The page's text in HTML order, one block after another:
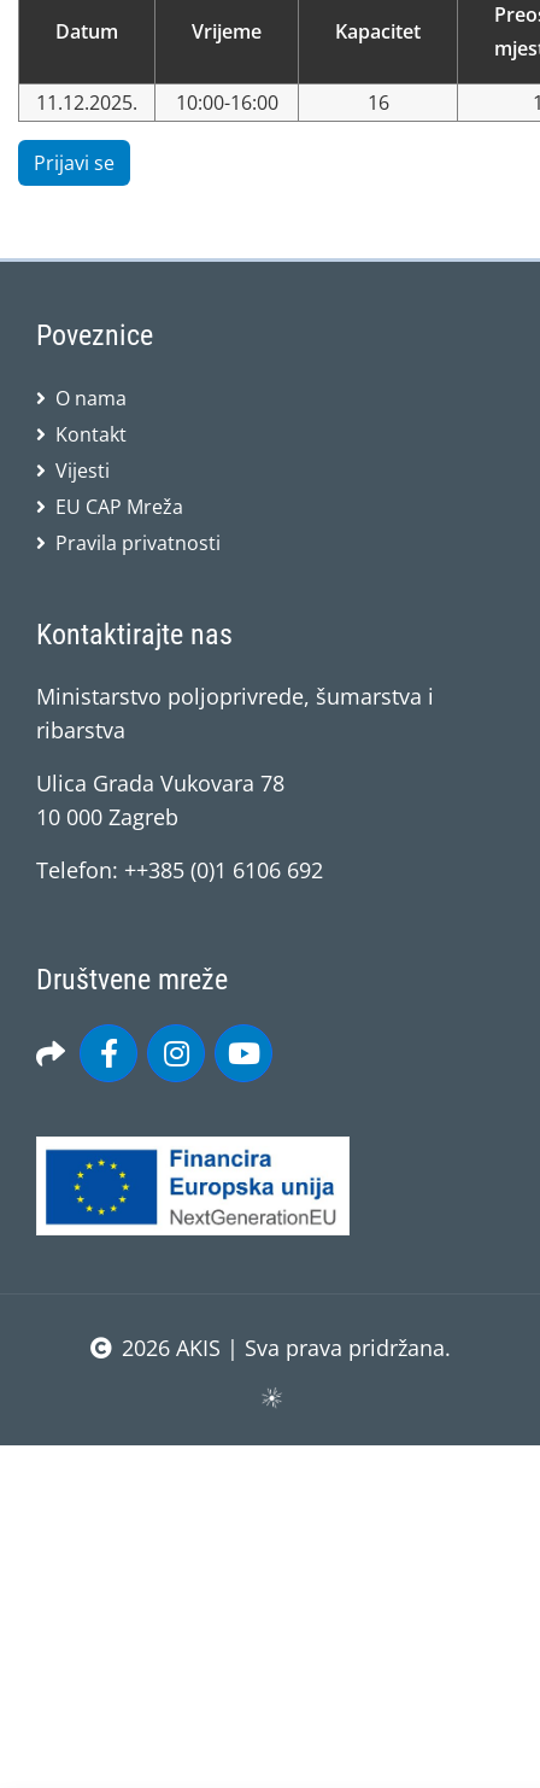
Datum Vrijeme Kapacitet
11.12.2025. 10:00-16:00 16
Prijavi se
Poveznice
O nama
Kontakt
Vijesti
EU CAP Mreža
Pravila privatnosti
Kontaktirajte nas
Ministarstvo poljoprivrede, šumarstva i
ribarstva
Ulica Grada Vukovara 78
10 000 Zagreb
Telefon: ++385 (0)1 6106 692
Društvene mreže
2026 AKIS | Sva prava pridržana.